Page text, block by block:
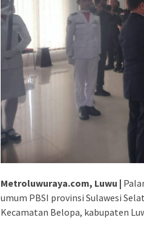
Metroluwuraya.com, Luwu |
umum PBSI provinsi Sulawesi
Kecamatan Belopa, kabupaten